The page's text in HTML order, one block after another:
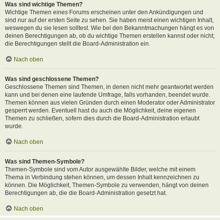
Was sind wichtige Themen?
Wichtige Themen eines Forums erscheinen unter den Ankündigungen und
sind nur auf der ersten Seite zu sehen. Sie haben meist einen wichtigen Inhalt,
weswegen du sie lesen solltest. Wie bei den Bekanntmachungen hängt es von
deinen Berechtigungen ab, ob du wichtige Themen erstellen kannst oder nicht;
die Berechtigungen stellt die Board-Administration ein.
Nach oben
Was sind geschlossene Themen?
Geschlossene Themen sind Themen, in denen nicht mehr geantwortet werden
kann und bei denen eine laufende Umfrage, falls vorhanden, beendet wurde.
Themen können aus vielen Gründen durch einen Moderator oder Administrator
gesperrt werden. Eventuell hast du auch die Möglichkeit, deine eigenen
Themen zu schließen, sofern dies durch die Board-Administration erlaubt
wurde.
Nach oben
Was sind Themen-Symbole?
Themen-Symbole sind vom Autor ausgewählte Bilder, welche mit einem
Thema in Verbindung stehen können, um dessen Inhalt kennzeichnen zu
können. Die Möglichkeit, Themen-Symbole zu verwenden, hängt von deinen
Berechtigungen ab, die die Board-Administration gesetzt hat.
Nach oben